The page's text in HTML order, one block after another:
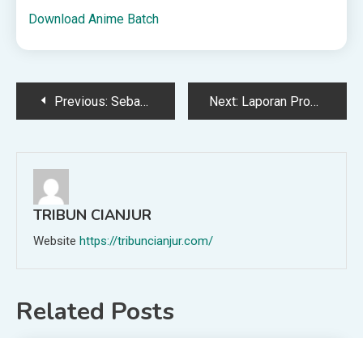
Download Anime Batch
PostPrevious: Sebab-Sebab Lemahnya Iman – KonsultasiSyariah.com Next: Laporan Produksi Yufid — Mei 2026 – KonsultasiSyariah.com
TRIBUN CIANJUR
Website https://tribuncianjur.com/
Related Posts